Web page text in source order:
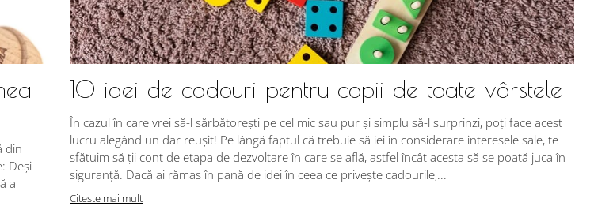
din
Deși
a
10 idei de cadouri pentru copii de toate vârstele
În cazul în care vrei să-l sărbătorești pe cel mic sau pur și simplu să-l surprinzi, poți face acest
lucru alegând un dar reușit! Pe lângă faptul că trebuie să iei în considerare interesele sale, te
sfătuim să ții cont de etapa de dezvoltare în care se află, astfel încât acesta să se poată juca în
siguranță. Dacă ai rămas în pană de idei în ceea ce privește cadourile,...
Citeste mai mult